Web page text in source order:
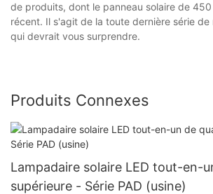
de produits, dont le panneau solaire de
récent. Il s'agit de la toute dernière série de
qui devrait vous surprendre.
Produits Connexes
Lampadaire solaire LED tout-en-
supérieure - Série PAD (usine)